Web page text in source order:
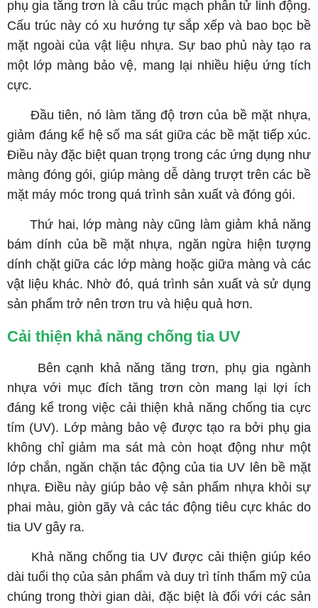
phụ gia tăng trơn là cấu trúc mạch phân tử linh động.
Cấu trúc này có xu hướng tự sắp xếp và bao bọc bề
mặt ngoài của vật liệu nhựa. Sự bao phủ này tạo ra
một lớp màng bảo vệ, mang lại nhiều hiệu ứng tích
cực.
Đầu tiên, nó làm tăng độ trơn của bề mặt nhựa,
giảm đáng kể hệ số ma sát giữa các bề mặt tiếp xúc.
Điều này đặc biệt quan trọng trong các ứng dụng như
màng đóng gói, giúp màng dễ dàng trượt trên các bề
mặt máy móc trong quá trình sản xuất và đóng gói.
Thứ hai, lớp màng này cũng làm giảm khả năng
bám dính của bề mặt nhựa, ngăn ngừa hiện tượng
dính chặt giữa các lớp màng hoặc giữa màng và các
vật liệu khác. Nhờ đó, quá trình sản xuất và sử dụng
sản phẩm trở nên trơn tru và hiệu quả hơn.
Cải thiện khả năng chống tia UV
Bên cạnh khả năng tăng trơn, phụ gia ngành
nhựa với mục đích tăng trơn còn mang lại lợi ích
đáng kể trong việc cải thiện khả năng chống tia cực
tím (UV). Lớp màng bảo vệ được tạo ra bởi phụ gia
không chỉ giảm ma sát mà còn hoạt động như một
lớp chắn, ngăn chặn tác động của tia UV lên bề mặt
nhựa. Điều này giúp bảo vệ sản phẩm nhựa khỏi sự
phai màu, giòn gãy và các tác động tiêu cực khác do
tia UV gây ra.
Khả năng chống tia UV được cải thiện giúp kéo
dài tuổi thọ của sản phẩm và duy trì tính thẩm mỹ của
chúng trong thời gian dài, đặc biệt là đối với các sản